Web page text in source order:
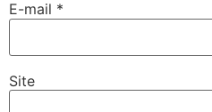
E-mail *
Site